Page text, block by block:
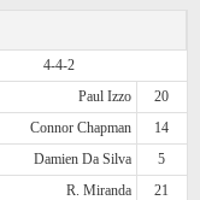
4-4-2
Paul Izzo
20
Connor Chapman
14
Damien Da Silva
5
R. Miranda
21